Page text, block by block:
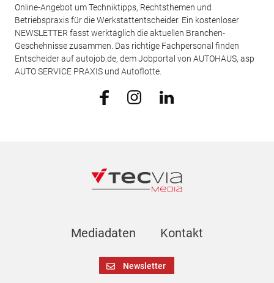
Online-Angebot um Techniktipps, Rechtsthemen und
Betriebspraxis für die Werkstattentscheider. Ein kostenloser
NEWSLETTER fasst werktäglich die aktuellen Branchen-
Geschehnisse zusammen. Das richtige Fachpersonal finden
Entscheider auf autojob.de, dem Jobportal von AUTOHAUS, asp
AUTO SERVICE PRAXIS und Autoflotte.
Mediadaten Kontakt
Newsletter